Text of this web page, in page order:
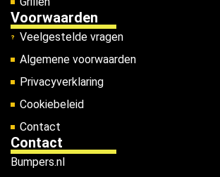
Voorwaarden
Veelgestelde vragen
Algemene voorwaarden
Privacyverklaring
Cookiebeleid
Contact
Contact
Bumpers.nl